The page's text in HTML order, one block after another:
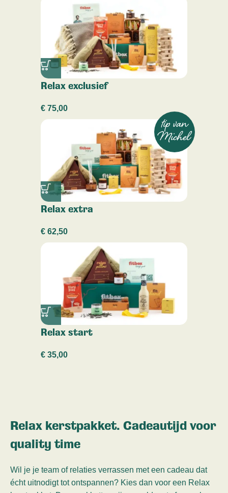
Relax exclusief
€ 75,00
Relax extra
€ 62,50
tip van
Michel
Relax start
€ 35,00
Relax kerstpakket. Cadeautijd voor
quality time
Wil je je team of relaties verrassen met een cadeau dat
écht uitnodigt tot ontspannen? Kies dan voor een Relax